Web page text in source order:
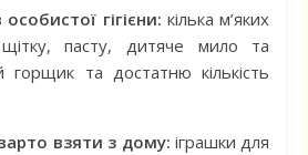
гігієни: кілька м’яких
пасту, дитяче мило та
та достатню кількість
взяти з дому: іграшки для